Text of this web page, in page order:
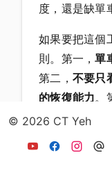
度，還是缺單
如果要把這個
則。第一，單
第二， 不要只
的恢復能力。
景驗證，特別
當你把這三件
© 2026 CT Yeh